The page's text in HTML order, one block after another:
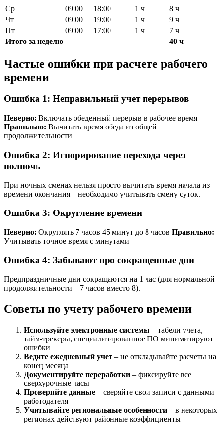
Ср
09:00 18:00 1 ч
8 ч
Чт
09:00 19:00 1 ч
9 ч
Пт
09:00 17:00 1 ч
7 ч
Итого за неделю
40 ч
Частые ошибки при расчете рабочего
времени
Ошибка 1: Неправильный учет перерывов
Неверно: Включать обеденный перерыв в рабочее время
Правильно: Вычитать время обеда из общей
продолжительности
Ошибка 2: Игнорирование перехода через
полночь
При ночных сменах нельзя просто вычитать время начала из
времени окончания – необходимо учитывать смену суток.
Ошибка 3: Округление времени
Неверно: Округлять 7 часов 45 минут до 8 часов Правильно:
Учитывать точное время с минутами
Ошибка 4: Забывают про сокращенные дни
Предпраздничные дни сокращаются на 1 час (для нормальной
продолжительности – 7 часов вместо 8).
Советы по учету рабочего времени
Используйте электронные системы – табели учета,
тайм-трекеры, специализированное ПО минимизируют
ошибки
Ведите ежедневный учет – не откладывайте расчеты на
конец месяца
Документируйте переработки – фиксируйте все
сверхурочные часы
Проверяйте данные – сверяйте свои записи с данными
работодателя
Учитывайте региональные особенности – в некоторых
регионах действуют районные коэффициенты